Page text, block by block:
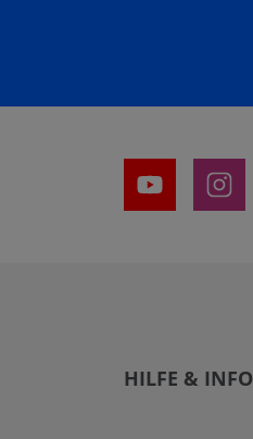
HILFE & INFO